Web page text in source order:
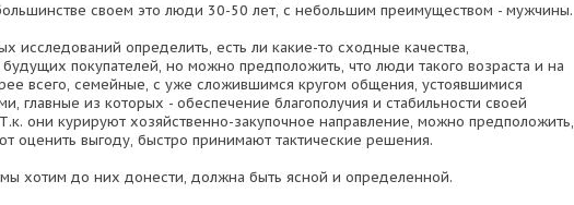
своем это люди 30-50 лет, с небольшим преимуществом - мужчины.
исследований определить, есть ли какие-то сходные качества,
покупателей, но можно предположить, что люди такого возраста и на
всего, семейные, с уже сложившимся кругом общения, устоявшимися
главные из которых - обеспечение благополучия и стабильности своей
они курируют хозяйственно-закупочное направление, можно предположить,
оценить выгоду, быстро принимают тактические решения.
хотим до них донести, должна быть ясной и определенной.